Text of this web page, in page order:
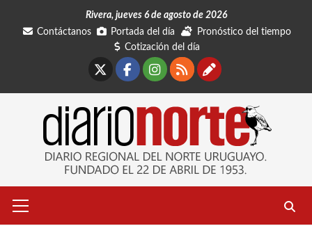
Rivera, jueves 6 de agosto de 2026
Contáctanos
Portada del día
Pronóstico del tiempo
Cotización del día
Facebook
Instagram
RSSContáctanos
primario